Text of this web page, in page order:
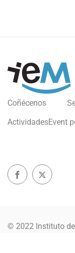
Coñécenos
ActividadesEvent
© 2022 Instituto